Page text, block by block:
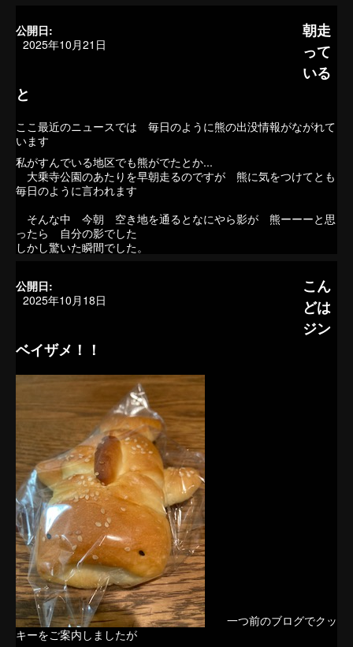
公開日:
2025年10月21日
朝走
って
いる
と
ここ最近のニュースでは 毎日のように熊の出没情報がながれて
います
私がすんでいる地区でも熊がでたとか...
大乗寺公園のあたりを早朝走るのですが 熊に気をつけてとも
毎日のように言われます
そんな中 今朝 空き地を通るとなにやら影が 熊ーーーと思
ったら 自分の影でした
しかし驚いた瞬間でした。
公開日:
2025年10月18日
こん
どは
ジン
ベイザメ！！
一つ前のブログでクッ
キーをご案内しましたが